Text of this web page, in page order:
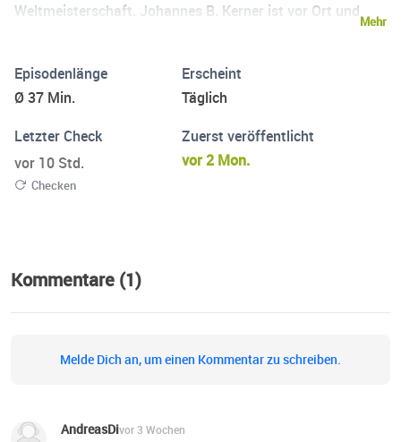
Weltmeisterschaft. Johannes B. Kerner ist vor Ort und
verfolgen und wagt dabei immer auch den Blick über den
Tellerrand hinaus. Und du bist mittendrin: Mit Call 11
und erzählst uns, wie die WM bei dir ankommt. Ob der
Grill schon an ist, wie du die Spiele schaust und wem du
die Daumen drückst. Die beste Frage schafft es in die
Mehr
Episodenlänge
Ø 37 Min.
Erscheint
Täglich
Letzter Check
vor 10 Std.
Checken
Zuerst veröffentlicht
vor 2 Mon.
Kommentare (1)
Melde Dich an, um einen Kommentar zu schreiben.
AndreasDivor 3 Wochen